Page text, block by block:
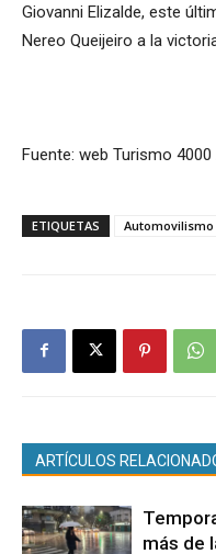
Giovanni Elizalde, este
Nereo Queijeiro a la
Fuente: web Turismo 4000
ETIQUETAS Automovilismo
ARTÍCULOS
más de